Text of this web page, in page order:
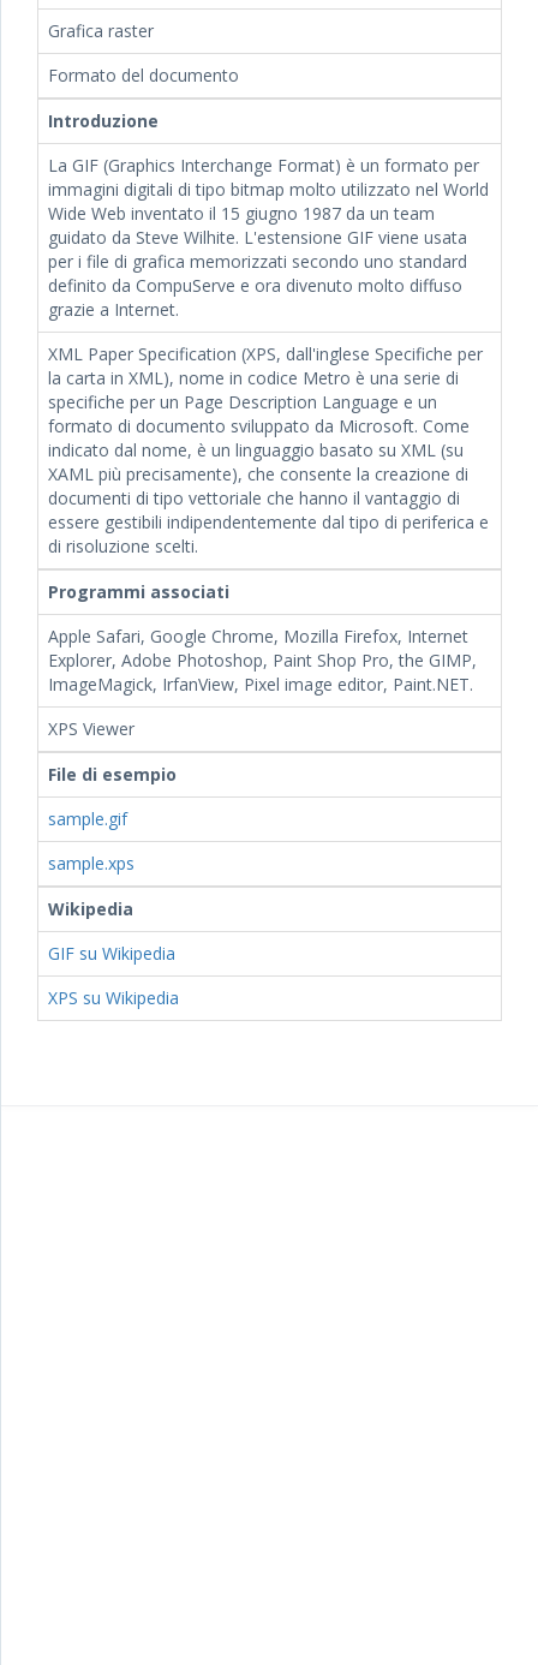
Grafica raster
Formato del documento
Introduzione
La GIF (Graphics Interchange Format) è un formato per
immagini digitali di tipo bitmap molto utilizzato nel World
Wide Web inventato il 15 giugno 1987 da un team
guidato da Steve Wilhite. L'estensione GIF viene usata
per i file di grafica memorizzati secondo uno standard
definito da CompuServe e ora divenuto molto diffuso
grazie a Internet.
XML Paper Specification (XPS, dall'inglese Specifiche per
la carta in XML), nome in codice Metro è una serie di
specifiche per un Page Description Language e un
formato di documento sviluppato da Microsoft. Come
indicato dal nome, è un linguaggio basato su XML (su
XAML più precisamente), che consente la creazione di
documenti di tipo vettoriale che hanno il vantaggio di
essere gestibili indipendentemente dal tipo di periferica e
di risoluzione scelti.
Programmi associati
Apple Safari, Google Chrome, Mozilla Firefox, Internet
Explorer, Adobe Photoshop, Paint Shop Pro, the GIMP,
ImageMagick, IrfanView, Pixel image editor, Paint.NET.
XPS Viewer
File di esempio
sample.gif
sample.xps
Wikipedia
GIF su Wikipedia
XPS su Wikipedia